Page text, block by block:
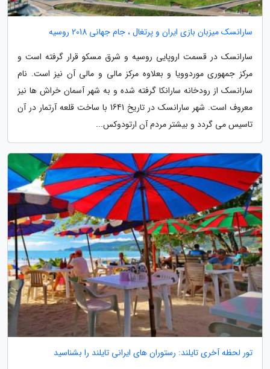
سارانسک میزبان بازی ایران و پرتغال ، جام جهانی 2018 روسیه
سارانسک در قسمت اروپایی روسیه و شرق مسکو قرار گرفته است و
مرکز جمهوری موردوویا و بعلاوه مرکز مالی و مالی آن نیز است. نام
سارانسک از رودخانه سارانکا گرفته شده و به شهر آسمان خراش ها نیز
معروف است. شهر سارانسک در تاریخ 1641 با ساخت قلعه آرتمار در آن
تاسیس می گردد و بیشتر مردم آن ارتودوکس...
تور لحظه آخری تایلند: رستوران های ایرانی تایلند را بشناسید